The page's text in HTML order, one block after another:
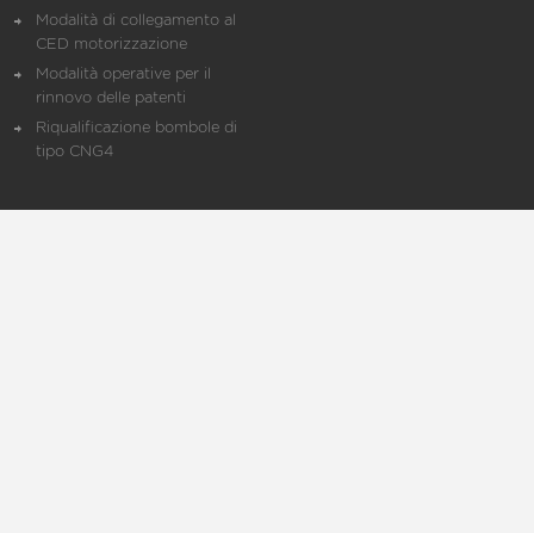
Modalità di collegamento al
CED motorizzazione
Modalità operative per il
rinnovo delle patenti
Riqualificazione bombole di
tipo CNG4